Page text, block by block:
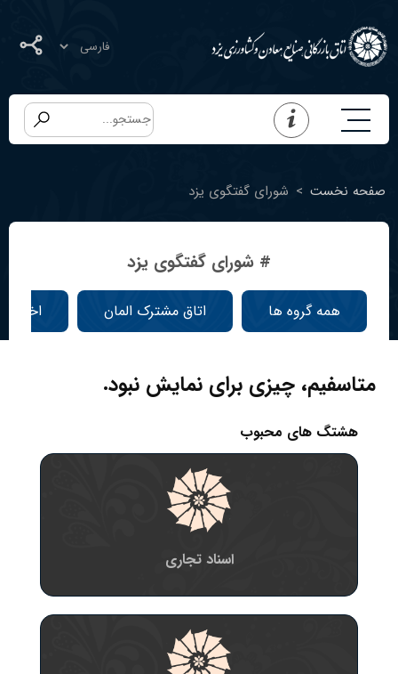
صفحه نخست > شورای گفتگوی یزد
# شورای گفتگوی یزد
همه گروه ها اتاق مشترک المان اخبار
متاسفیم، چیزی برای نمایش نبود.
هشتگ های محبوب
اسناد تجاری